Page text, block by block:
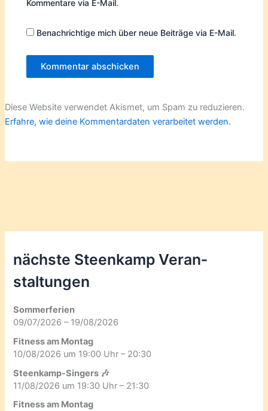
Kommentare via E-Mail.
Benachrichtige mich über neue Beiträge via E-Mail.
Diese Website verwendet Akismet, um Spam zu reduzieren.
Erfahre, wie deine Kommentardaten verarbeitet werden.
nächste Steenkamp Veran­
staltungen
Sommerferien
09/07/2026 – 19/08/2026
Fitness am Montag
10/08/2026 um 19:00 Uhr – 20:30
Steenkamp-Singers 🎶
11/08/2026 um 19:30 Uhr – 21:30
Fitness am Montag